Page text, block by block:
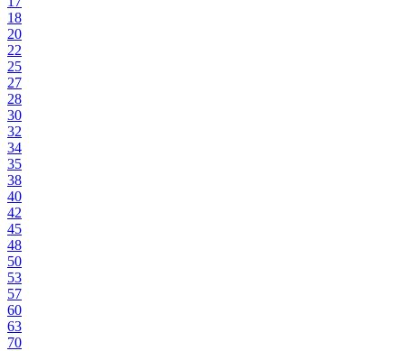
18
20
22
25
27
28
30
32
34
35
38
40
42
45
48
50
53
57
60
63
70